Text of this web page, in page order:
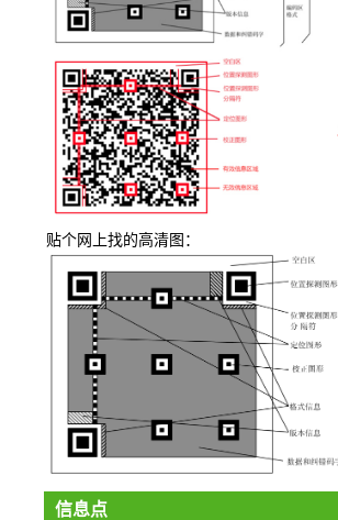
贴个网上找的高清图：
信息点